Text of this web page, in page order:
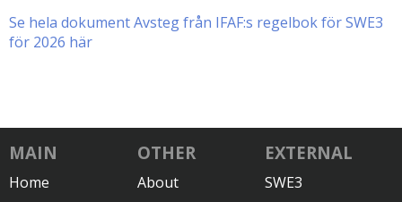
Se hela dokument Avsteg från IFAF:s regelbok för SWE3
för 2026 här
MAIN
Home
OTHER
About
EXTERNAL
SWE3